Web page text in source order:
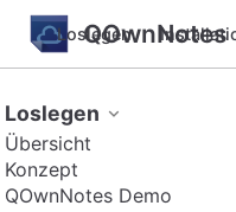
QOwnNotes
Loslegen
Loslegen
Übersicht
Konzept
QOwnNotes Demo